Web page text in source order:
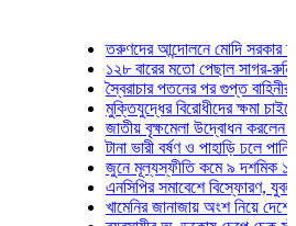
তরুণদের আন্দোলনে মোদি সরকার দুর্বল
১২৮ বারের মতো পেছাল সাগর-রুনি
স্বৈরাচার পতনের পর গুপ্ত বাহিনীর
মুক্তিযুদ্ধের বিরোধীদের ক্ষমা চাইতে
জাতীয় বৃক্ষমেলা উদ্বোধন করলেন
টানা ভারী বর্ষণ ও পাহাড়ি ঢলে পানিবন্দি
জুনে মূল্যস্ফীতি কমে ৯ দশমিক ১৬
এনসিপির সমাবেশে বিস্ফোরণ, যুবলীগের
খামেনির জানাজায় অংশ নিয়ে দেশে